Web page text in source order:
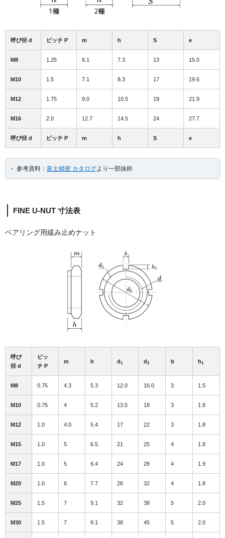
呼び径 d ピッチ P m h S e
M8 1.25 6.1 7.3 13 15.0
M10 1.5 7.1 8.3 17 19.6
M12 1.75 9.0 10.5 19 21.9
M16 2.0 12.7 14.5 24 27.7
呼び径 d ピッチ P m h S e
参考資料： 富士精密 カタログより一部抜粋
FINE U-NUT 寸法表
ベアリング用緩み止めナット
呼び
径 d
ピッ
チ P
m h d1 d2 b h1
M8 0.75 4.3 5.3 12.0 16.0 3 1.5
M10 0.75 4 5.2 13.5 18 3 1.8
M12 1.0 4.0 5.4 17 22 3 1.8
M15 1.0 5 6.5 21 25 4 1.8
M17 1.0 5 6.4 24 28 4 1.9
M20 1.0 6 7.7 26 32 4 1.8
M25 1.5 7 9.1 32 38 5 2.0
M30 1.5 7 9.1 38 45 5 2.0